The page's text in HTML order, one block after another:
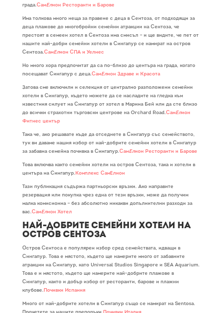
града.СамЕлион Ресторанти и Барове
Има толкова много неща за правене с деца в Сентоза, от подходящи за
деца плажове до многобройни семейни атракции на Сентоза, че
престоят в семеен хотел в Сентоза има смисъл – и ще видите, че пет от
нашите най-добри семейни хотели в Сингапур се намират на остров
Сентоза.СамЕлион СПА и Уелнес
Но много хора предпочитат да са по-близо до центъра на града, когато
посещават Сингапур с деца.СамЕлион Здраве и Красота
Затова сме включили и селекция от централно разположени семейни
хотели в Сингапур, където можете да се насладите на гледка към
известния силует на Сингапур от хотел в Марина Бей или да сте близо
до всички страхотни търговски центрове на Orchard Road.СамЕлион
Фитнес център
Така че, ако решавате къде да отседнете в Сингапур със семейството,
тук ви даваме нашия избор от най-добрите семейни хотели в Сингапур
за забавна семейна почивка в Сингапур.СамЕлион Ресторанти и Барове
Това включва както семейни хотели на остров Сентоза, така и хотели в
центъра на Сингапур. Комплекс СамЕлион
Тази публикация съдържа партньорски връзки. Ако направите
резервация или покупка чрез една от тези връзки, може да получим
малка комисионна – без абсолютно никакви допълнителни разходи за
вас.СамЕлион Хотел
Най-добрите семейни хотели на
остров Сентоза
Остров Сентоса е популярен избор сред семействата, идващи в
Сингапур. Това е мястото, където ще намерите много от забавните
атракции на Сингапур, като Universal Studios Singapore и SEA Aquarium.
Това е и мястото, където ще намерите най-добрите плажове в
Сингапур, както и добър избор от ресторанти, барове и плажни
клубове. Почивки Испания
Много от най-добрите хотели в Сингапур също се намират на Sentosa.